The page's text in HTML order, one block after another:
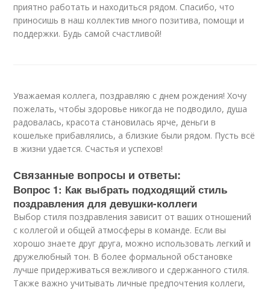
приятно работать и находиться рядом. Спасибо, что
приносишь в наш коллектив много позитива, помощи и
поддержки. Будь самой счастливой!
Уважаемая коллега, поздравляю с днем рождения! Хочу
пожелать, чтобы здоровье никогда не подводило, душа
радовалась, красота становилась ярче, деньги в
кошельке прибавлялись, а близкие были рядом. Пусть всё
в жизни удается. Счастья и успехов!
Связанные вопросы и ответы:
Вопрос 1: Как выбрать подходящий стиль
поздравления для девушки-коллеги
Выбор стиля поздравления зависит от ваших отношений
с коллегой и общей атмосферы в команде. Если вы
хорошо знаете друг друга, можно использовать легкий и
дружелюбный тон. В более формальной обстановке
лучше придерживаться вежливого и сдержанного стиля.
Также важно учитывать личные предпочтения коллеги,